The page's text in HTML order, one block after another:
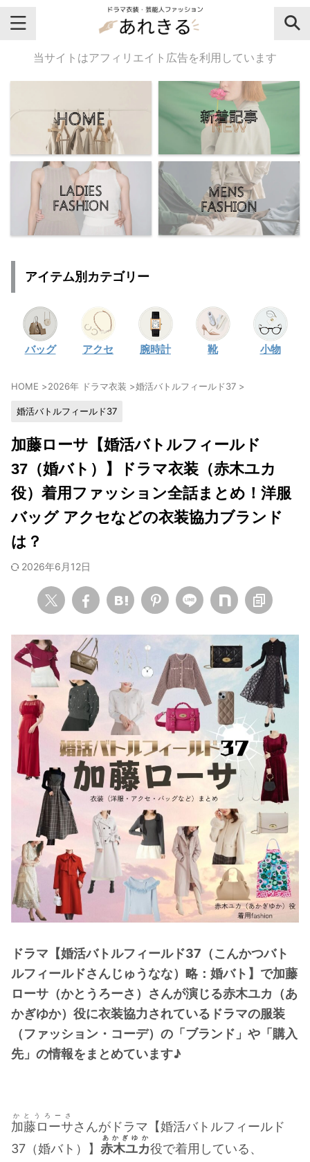
＼芸能人名・ドラマ名で検索♪／
気になるドラマ名や芸能人名でおし
ゃれなドラマ衣装・ファッションを
チェックしてね♪
【よく検索されてる女性芸能人】
・
広瀬すず
川口春奈
・ 石原さとみ
・広瀬アリス
永野芽郁
・波瑠
・奈緒
・高畑充希
・
さとうほなみ
前田敦子
水川あさみ
・ 田中みな実
・松岡茉優
福原遥
小芝風花
・木南晴夏
・今田美桜
清原果耶
・菜々緒
・ 森七菜
・ 吉川愛
・見上愛
出口夏希
田辺桃子
滝沢カレン
・トリンドル玲奈
・深田恭子
・芳根京子
・北川景子
・橋本環奈
【よく検索されてる男性芸能人】
・目黒蓮
・ 京本大我
・松村北斗
・佐藤健
・ 玉森裕太
当サイトはアフィリエイト広告を利用しています
アイテム別カテゴリー
バッグ アクセ 腕時計 靴 小物
HOME >2026年 ドラマ衣装 >婚活バトルフィールド37 >
婚活バトルフィールド37
加藤ローサ【婚活バトルフィールド
37（婚バト）】ドラマ衣装（赤木ユカ
役）着用ファッション全話まとめ！洋服
バッグ アクセなどの衣装協力ブランド
は？
2026年6月12日
ドラマ【婚活バトルフィールド37（こんかつバト
ルフィールドさんじゅうなな）略：婚バト】で加藤
ローサ（かとうろーさ）さんが演じる赤木ユカ（あ
かぎゆか）役に衣装協力されているドラマの服装
（ファッション・コーデ）の「ブランド」や「購入
先」の情報をまとめています♪
加藤ローサ
かとうろーさ
さんがドラマ【婚活バトルフィールド
37（婚バト）】 赤木ユカ
あかぎゆか
役で着用している、